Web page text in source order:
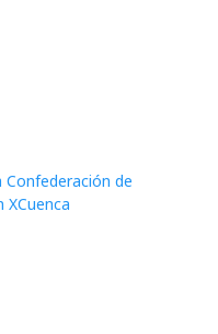
Confederación de
XCuenca